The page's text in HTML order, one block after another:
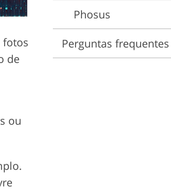
fotos
de
ou
Phosus
Perguntas frequentes